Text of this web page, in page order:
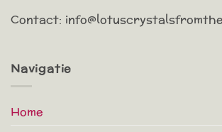
Contact:
Navigatie
Home